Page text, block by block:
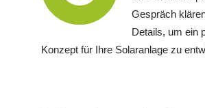
Gespräch
Details, um ein
Konzept für Ihre Solaranlage zu